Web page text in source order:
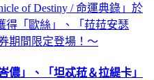
儂」、「坦忒菈＆拉緹卡」